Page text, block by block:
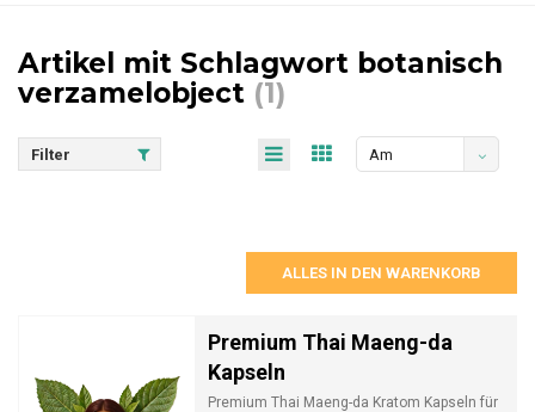
Artikel mit Schlagwort botanisch
verzamelobject (1)
Filter
Am
ALLES IN DEN WARENKORB
Premium Thai Maeng-da
Kapseln
Premium Thai Maeng-da Kratom Kapseln für